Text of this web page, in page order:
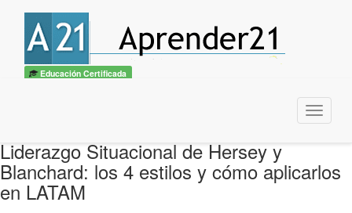
Educación Certificada
Menu
Liderazgo Situacional de Hersey y
Blanchard: los 4 estilos y cómo aplicarlos
en LATAM